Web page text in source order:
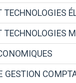
TECHNOLOGIES
TECHNOLOGIES
GESTION